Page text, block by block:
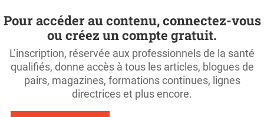
Pour accéder au contenu, connectez-vous
ou créez un compte gratuit.
L’inscription, réservée aux professionnels de la santé
qualifiés, donne accès à tous les articles, blogues de
pairs, magazines, formations continues, lignes
directrices et plus encore.